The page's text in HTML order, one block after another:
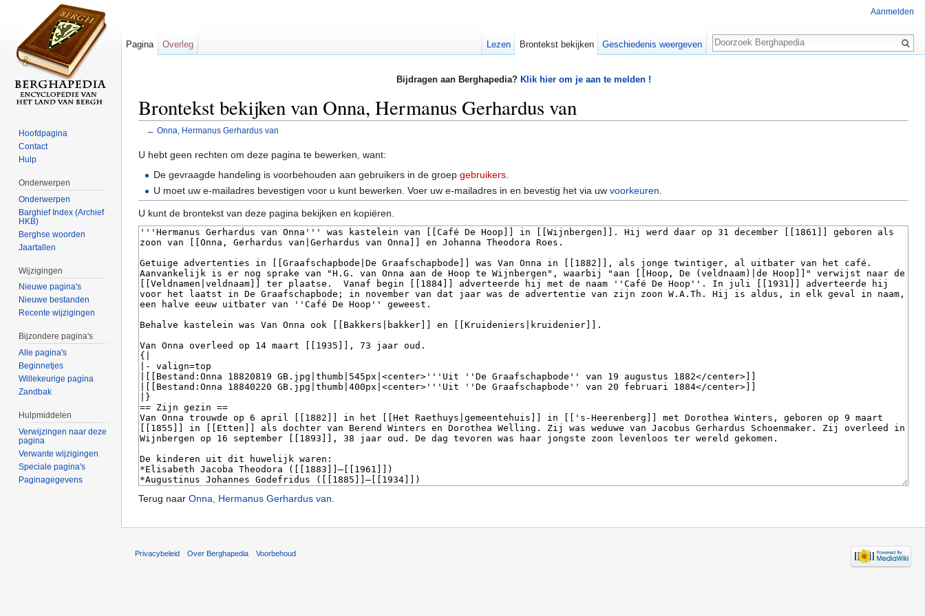
Bijdragen aan Berghapedia? Klik hier om je aan te melden !
Brontekst bekijken van Onna, Hermanus Gerhardus van
← Onna, Hermanus Gerhardus van
U hebt geen rechten om deze pagina te bewerken, want:
De gevraagde handeling is voorbehouden aan gebruikers in de groepgebruikers
U moet uw e-mailadres bevestigen voor u kunt bewerken. Voer uw e-mailadres in en bevestig het via uwvoorkeuren
U kunt de brontekst van deze pagina bekijken en kopiëren.
Terug naar Onna, Hermanus Gerhardus van.
Aanmelden
Pagina Overleg Lezen Brontekst bekijken Geschiedenis weergeven
Zoeken
Hoofdpagina
Contact
Hulp
Onderwerpen
Onderwerpen
Barghief Index (Archief
HKB)
Berghse woorden
Jaartallen
Wijzigingen
Nieuwe pagina's
Nieuwe bestanden
Recente wijzigingen
Bijzondere pagina's
Alle pagina's
Beginnetjes
Willekeurige pagina
Zandbak
Hulpmiddelen
Verwijzingen naar deze
pagina
Verwante wijzigingen
Speciale pagina's
Paginagegevens
Privacybeleid Over Berghapedia Voorbehoud